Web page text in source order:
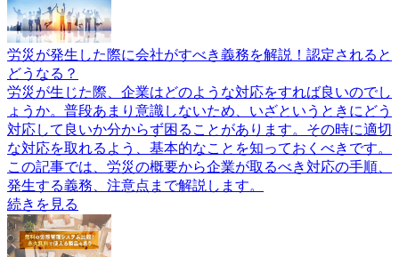
労災が発生した際に会社がすべき義務を解説！認定されると
どうなる？
労災が生じた際、企業はどのような対応をすれば良いのでし
ょうか。普段あまり意識しないため、いざというときにどう
対応して良いか分からず困ることがあります。その時に適切
な対応を取れるよう、基本的なことを知っておくべきです。
この記事では、労災の概要から企業が取るべき対応の手順、
発生する義務、注意点まで解説します。
続きを見る